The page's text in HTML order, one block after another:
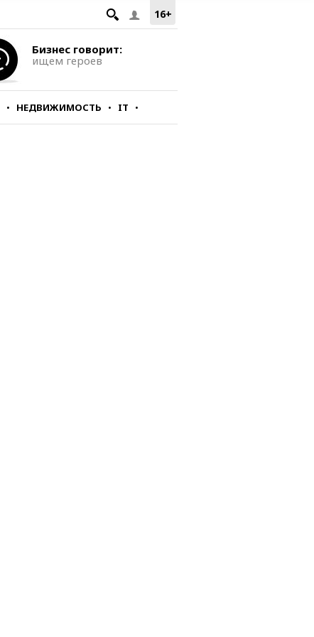
16+
Бизнес говорит:
ищем героев
НЕДВИЖИМОСТЬ IT